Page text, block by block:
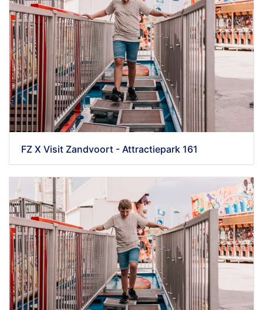
FZ X Visit Zandvoort - Attractiepark 161